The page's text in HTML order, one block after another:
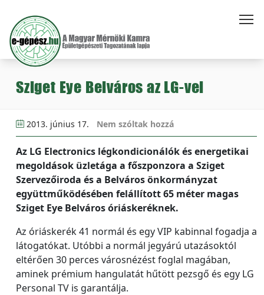
Sziget Eye Belváros az LG-vel
2013. június 17. Nem szóltak hozzá
Az LG Electronics légkondicionálók és energetikai
megoldások üzletága a főszponzora a Sziget
Szervezőiroda és a Belváros önkormányzat
együttműködésében felállított 65 méter magas
Sziget Eye Belváros óriáskeréknek.
Az óriáskerék 41 normál és egy VIP kabinnal fogadja a
látogatókat. Utóbbi a normál jegyárú utazásoktól
eltérően 30 perces városnézést foglal magában,
aminek prémium hangulatát hűtött pezsgő és egy LG
Personal TV is garantálja.